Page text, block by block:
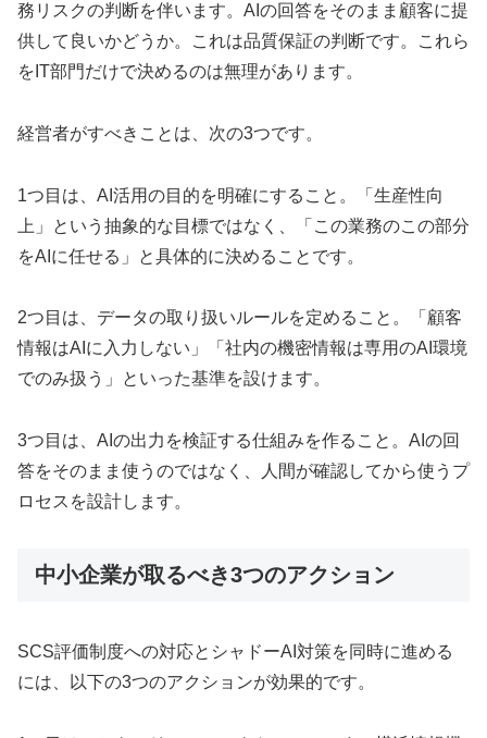
務リスクの判断を伴います。AIの回答をそのまま顧客に提
供して良いかどうか。これは品質保証の判断です。これら
をIT部門だけで決めるのは無理があります。
経営者がすべきことは、次の3つです。
1つ目は、AI活用の目的を明確にすること。「生産性向
上」という抽象的な目標ではなく、「この業務のこの部分
をAIに任せる」と具体的に決めることです。
2つ目は、データの取り扱いルールを定めること。「顧客
情報はAIに入力しない」「社内の機密情報は専用のAI環境
でのみ扱う」といった基準を設けます。
3つ目は、AIの出力を検証する仕組みを作ること。AIの回
答をそのまま使うのではなく、人間が確認してから使うプ
ロセスを設計します。
中小企業が取るべき3つのアクション
SCS評価制度への対応とシャドーAI対策を同時に進める
には、以下の3つのアクションが効果的です。